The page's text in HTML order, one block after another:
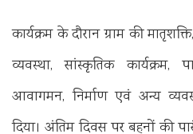
कार्यक्रम के दौरान ग्राम की
व्यवस्था, सांस्कृतिक कार्यक्रम,
आवागमन, निर्माण एवं अन्य
दिया। अंतिम दिवस पर बहनों की